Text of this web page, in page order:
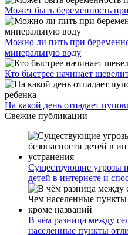
Может быть беременность
Можно ли пить при
минеральную воду
Кто быстрее начинает
На какой день отпадает
Свежие публикации
Существующие угрозы
детей в интернете и
В чём разница между
населенные пункты